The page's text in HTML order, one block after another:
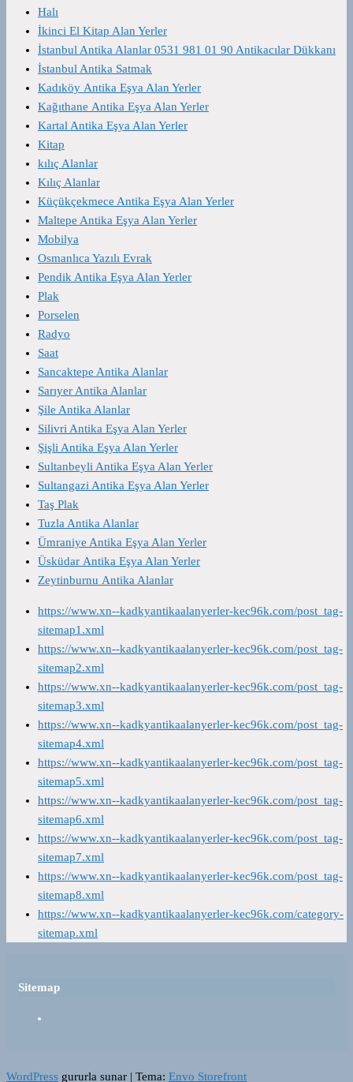
Halı
İkinci El Kitap Alan Yerler
İstanbul Antika Alanlar 0531 981 01 90 Antikacılar Dükkanı
İstanbul Antika Satmak
Kadıköy Antika Eşya Alan Yerler
Kağıthane Antika Eşya Alan Yerler
Kartal Antika Eşya Alan Yerler
Kitap
kılıç Alanlar
Kılıç Alanlar
Küçükçekmece Antika Eşya Alan Yerler
Maltepe Antika Eşya Alan Yerler
Mobilya
Osmanlıca Yazılı Evrak
Pendik Antika Eşya Alan Yerler
Plak
Porselen
Radyo
Saat
Sancaktepe Antika Alanlar
Sarıyer Antika Alanlar
Şile Antika Alanlar
Silivri Antika Eşya Alan Yerler
Şişli Antika Eşya Alan Yerler
Sultanbeyli Antika Eşya Alan Yerler
Sultangazi Antika Eşya Alan Yerler
Taş Plak
Tuzla Antika Alanlar
Ümraniye Antika Eşya Alan Yerler
Üsküdar Antika Eşya Alan Yerler
Zeytinburnu Antika Alanlar
https://www.xn--kadkyantikaalanyerler-kec96k.com/post_tag-
sitemap1.xml
https://www.xn--kadkyantikaalanyerler-kec96k.com/post_tag-
sitemap2.xml
https://www.xn--kadkyantikaalanyerler-kec96k.com/post_tag-
sitemap3.xml
https://www.xn--kadkyantikaalanyerler-kec96k.com/post_tag-
sitemap4.xml
https://www.xn--kadkyantikaalanyerler-kec96k.com/post_tag-
sitemap5.xml
https://www.xn--kadkyantikaalanyerler-kec96k.com/post_tag-
sitemap6.xml
https://www.xn--kadkyantikaalanyerler-kec96k.com/post_tag-
sitemap7.xml
https://www.xn--kadkyantikaalanyerler-kec96k.com/post_tag-
sitemap8.xml
https://www.xn--kadkyantikaalanyerler-kec96k.com/category-
sitemap.xml
Sitemap
WordPress gururla sunar | Tema: Envo Storefront